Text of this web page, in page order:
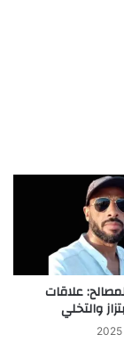
علاقات
والتخلي